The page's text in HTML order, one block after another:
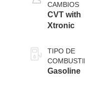
CAMBIOS
CVT with
Xtronic
TIPO DE
Gasoline